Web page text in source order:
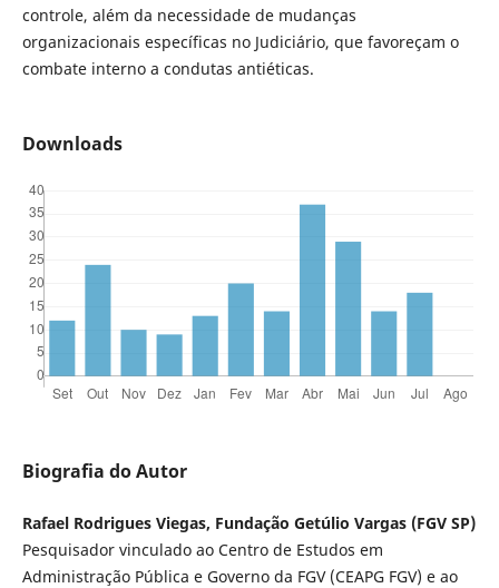
controle, além da necessidade de mudanças
organizacionais específicas no Judiciário, que favoreçam o
combate in­terno a condutas antiéticas.
Downloads
Biografia do Autor
Rafael Rodrigues Viegas, Fundação Getúlio Vargas (FGV SP)
Pesquisador vinculado ao Centro de Estudos em
Administração Pública e Governo da FGV (CEAPG FGV) e ao